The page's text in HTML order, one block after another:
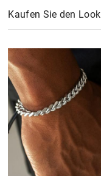
Kaufen Sie den Look